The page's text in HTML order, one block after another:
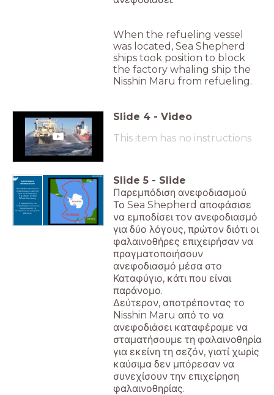
When the refueling vessel
was located, Sea Shepherd
ships took position to block
the factory whaling ship the
Nisshin Maru from refueling.
Slide 4 - Video
This item has no instructions
ΠΑΡΕΜΠΟΔΙΣΗ
ΑΝΕΦΟΔΙΑΣΜΟΥ
Προσπάθεια παράνομου
ανεφοδιασμού μέσα στα
όρια του καταφυγίου
Southern Ocean
Whale Sanctuary.
Η παρεμπόδιση του
ανεφοδιασμού τους, τους
σταμάτησε από να
συνεχίσουν να κυνηγούν
φάλαινες.
Slide 5 - Slide
Παρεμπόδιση ανεφοδιασμού
Το Sea Shepherd αποφάσισε
να εμποδίσει τον ανεφοδιασμό
για δύο λόγους, πρώτον διότι οι
φαλαινοθήρες επιχειρήσαν να
πραγματοποιήσουν
ανεφοδιασμό μέσα στο
Καταφύγιο, κάτι που είναι
παράνομο.
Δεύτερον, αποτρέποντας το
Nisshin Maru από το να
ανεφοδιάσει καταφέραμε να
σταματήσουμε τη φαλαινοθηρία
για εκείνη τη σεζόν, γιατί χωρίς
καύσιμα δεν μπόρεσαν να
συνεχίσουν την επιχείρηση
φαλαινοθηρίας.